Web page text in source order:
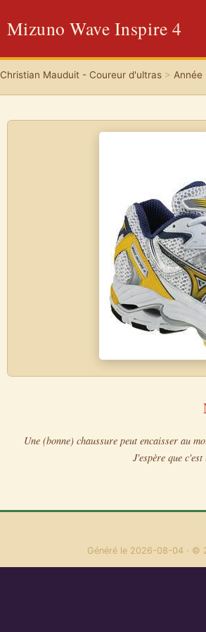
Mizuno Wave Inspire 4
Christian Mauduit - Coureur d'ultras > Année
Une (bonne) chaussure peut encaisser au
J'espère que
Généré le 2026-08-04 ©